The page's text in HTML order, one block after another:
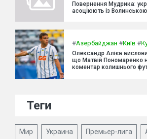
Повернення Мудрика:
асоціюють із
#Азербайджан #Київ #
Олександр Алієв
що Матвій Пономаренко
коментар колишнього
Теги
Мир Украина Премьер-лига